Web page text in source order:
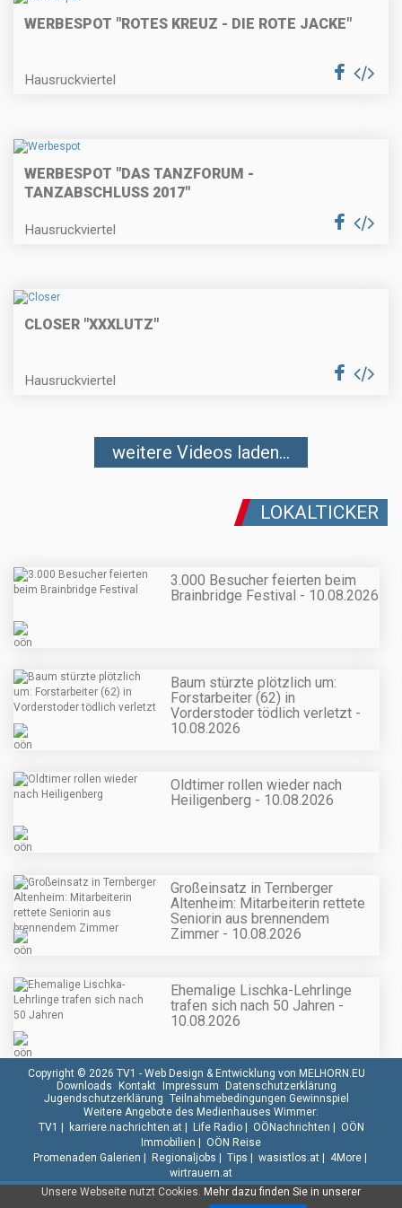
WERBESPOT "ROTES KREUZ - DIE ROTE JACKE"
Hausruckviertel
WERBESPOT "DAS TANZFORUM -
TANZABSCHLUSS 2017"
Hausruckviertel
CLOSER "XXXLUTZ"
Hausruckviertel
weitere Videos laden...
LOKALTICKER
3.000 Besucher feierten beim
Brainbridge Festival - 10.08.2026
Baum stürzte plötzlich um:
Forstarbeiter (62) in
Vorderstoder tödlich verletzt -
10.08.2026
Oldtimer rollen wieder nach
Heiligenberg - 10.08.2026
Großeinsatz in Ternberger
Altenheim: Mitarbeiterin rettete
Seniorin aus brennendem
Zimmer - 10.08.2026
Ehemalige Lischka-Lehrlinge
trafen sich nach 50 Jahren -
10.08.2026
Unsere Webseite nutzt Cookies. Mehr dazu finden Sie in unserer
Copyright © 2026 TV1 - Web Design & Entwicklung von MELHORN.EU
Downloads Kontakt Impressum Datenschutzerklärung
Jugendschutzerklärung Teilnahmebedingungen Gewinnspiel
Weitere Angebote des Medienhauses Wimmer:
TV1 | karriere.nachrichten.at| Life Radio| OÖNachrichten | OÖN
Immobilien | OÖN Reise
Promenaden Galerien | Regionaljobs | Tips | wasistlos.at| 4More|
wirtrauern.at